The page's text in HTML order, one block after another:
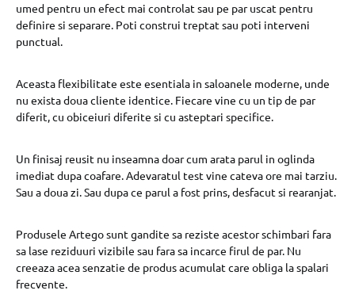
umed pentru un efect mai controlat sau pe par uscat pentru
definire si separare. Poti construi treptat sau poti interveni
punctual.
Aceasta flexibilitate este esentiala in saloanele moderne, unde
nu exista doua cliente identice. Fiecare vine cu un tip de par
diferit, cu obiceiuri diferite si cu asteptari specifice.
Un finisaj reusit nu inseamna doar cum arata parul in oglinda
imediat dupa coafare. Adevaratul test vine cateva ore mai tarziu.
Sau a doua zi. Sau dupa ce parul a fost prins, desfacut si rearanjat.
Produsele Artego sunt gandite sa reziste acestor schimbari fara
sa lase reziduuri vizibile sau fara sa incarce firul de par. Nu
creeaza acea senzatie de produs acumulat care obliga la spalari
frecvente.